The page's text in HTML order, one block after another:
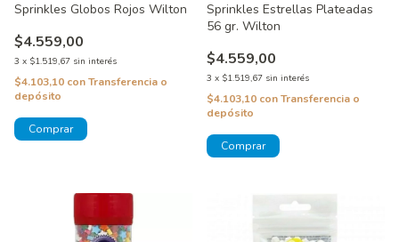
Sprinkles Globos Rojos Wilton
$4.559,00
3 x $1.519,67 sin interés
$4.103,10 conTransferencia o
depósito
Sprinkles Estrellas Plateadas
56 gr. Wilton
$4.559,00
3 x $1.519,67 sin interés
$4.103,10 conTransferencia o
depósito